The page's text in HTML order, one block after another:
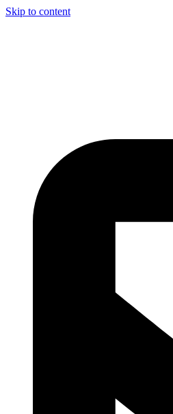
Skip to content